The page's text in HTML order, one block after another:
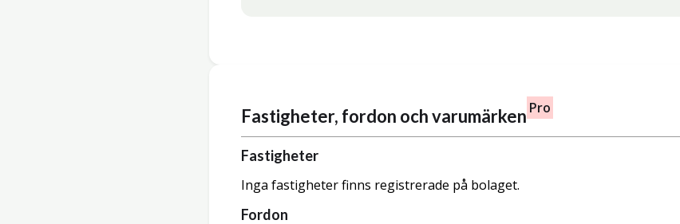
Fastigheter, fordon och varumärken Pro
Fastigheter
Inga fastigheter finns registrerade på bolaget.
Fordon